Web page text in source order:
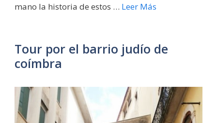
mano la historia de estos … Leer Más
Tour por el barrio judío de
coímbra